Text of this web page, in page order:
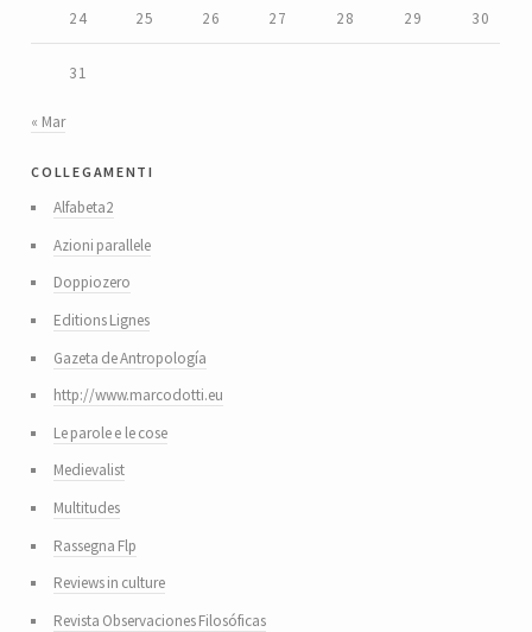
24 25 26 27 28 29 30
31
« Mar
collegamenti
Alfabeta2
Azioni parallele
Doppiozero
Editions Lignes
Gazeta de Antropología
http://www.marcodotti.eu
Le parole e le cose
Medievalist
Multitudes
Rassegna Flp
Reviews in culture
Revista Observaciones Filosóficas